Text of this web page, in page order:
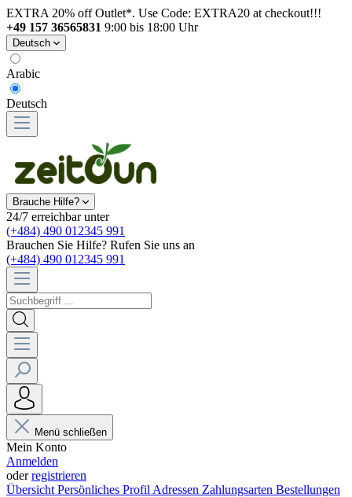
EXTRA 20% off Outlet*. Use Code: EXTRA20 at checkout!!!
+49 157 36565831 9:00 bis 18:00 Uhr
Deutsch
Arabic
Deutsch
Brauche Hilfe?
24/7 erreichbar unter
(+484) 490 012345 991
Brauchen Sie Hilfe? Rufen Sie uns an
(+484) 490 012345 991
Menü schließen
Mein Konto
Anmelden
oderregistrieren
Übersicht Persönliches Profil Adressen Zahlungsarten Bestellungen